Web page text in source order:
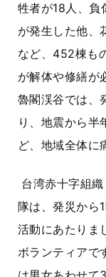
牲者が18人、負
が発生した他、
など、452棟も
が解体や修繕が
魯閣渓谷では、
り、地震から半
ど、地域全体に
台湾赤十字組
隊は、発災から
活動にあたりま
ボランティアで